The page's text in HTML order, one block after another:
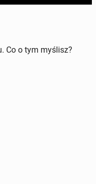
Co o tym myślisz?